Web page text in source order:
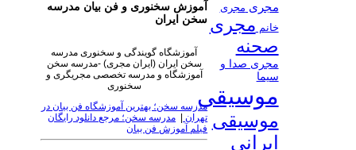
آموزش سخنوری و فن بیان مدرسه
سخن ایران
آموزشگاه گویندگی و سخنوری مدرسه
سخن ایران (ایران مجری) -مدرسه سخن
آموزشگاه و مدرسه تخصصی مجریگری و
سخنوری
مدرسه سخن؛ بهترین آموزشگاه فن بیان در
تهران
مدرسه سخن؛ مرجع دانلود رایگان
فیلم آموزش فن بیان
مجری مجری
خانم مجری
صحنه
مجری صدا و
سیما
موسیقی
موسیقی
ایرانی